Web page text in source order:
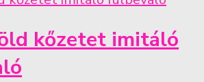
kőzetet imitáló